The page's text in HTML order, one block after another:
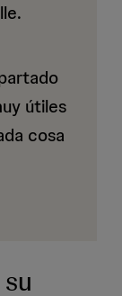
útiles
cosa